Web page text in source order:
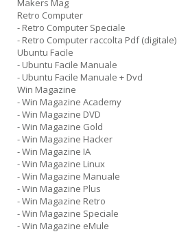
Makers Mag
Retro Computer
- Retro Computer Speciale
- Retro Computer raccolta Pdf (digitale)
Ubuntu Facile
- Ubuntu Facile Manuale
- Ubuntu Facile Manuale + Dvd
Win Magazine
- Win Magazine Academy
- Win Magazine DVD
- Win Magazine Gold
- Win Magazine Hacker
- Win Magazine IA
- Win Magazine Linux
- Win Magazine Manuale
- Win Magazine Plus
- Win Magazine Retro
- Win Magazine Speciale
- Win Magazine eMule